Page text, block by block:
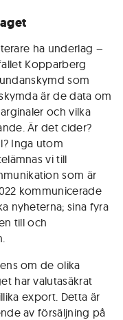
ha underlag –
Kopparberg
som
är de data om
och vilka
Är det cider?
Inga utom
vi till
som är
kommunicerade
nyheterna; sina fyra
till och
om de olika
har valutasäkrat
export. Detta är
av försäljning på